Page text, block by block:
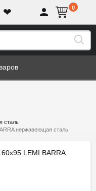
❤ 0
сталь
нержавеющая сталь
LEMI BARRA